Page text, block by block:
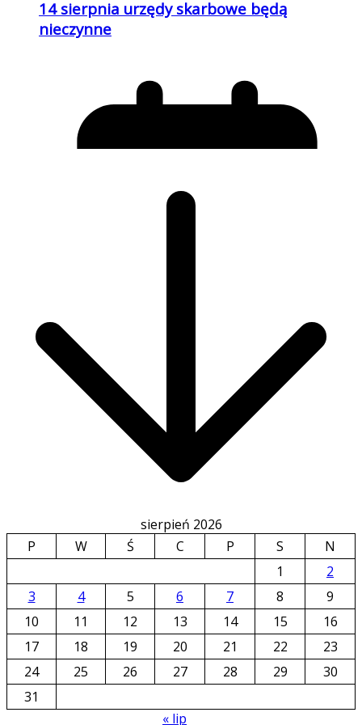
06.08.2026
Redakcja Turek24
sierpień 2026
P
W Ś C P S
N
1
2
3
4 5 6 7 8
9
10
11 12 13 14 15
16
17
18 19 20 21 22
23
24
25 26 27 28 29
30
31
« lip